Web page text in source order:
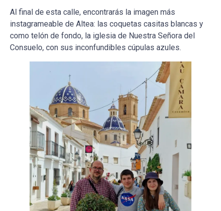
Al final de esta calle, encontrarás la imagen más
instagrameable de Altea: las coquetas casitas blancas y
como telón de fondo, la iglesia de Nuestra Señora del
Consuelo, con sus inconfundibles cúpulas azules.